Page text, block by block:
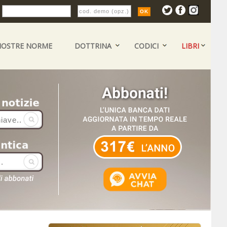
NORME DOTTRINA CODICI LIBRI